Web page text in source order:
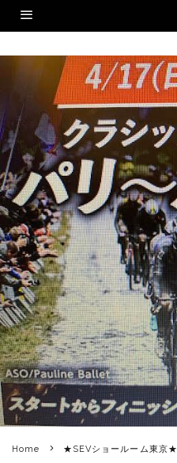
Home ★SEVショールーム東京★